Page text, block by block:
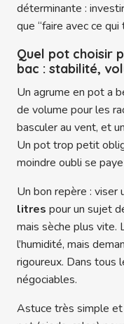
déterminante :
que “faire avec ce qui
Quel pot choisir
bac : stabilité,
Un agrume en pot a
de volume pour les
basculer au vent, et
Un pot trop petit
moindre oubli se
Un bon repère : viser
litres pour un sujet
mais sèche plus vite.
l’humidité, mais
rigoureux. Dans tous
négociables.
Astuce très simple